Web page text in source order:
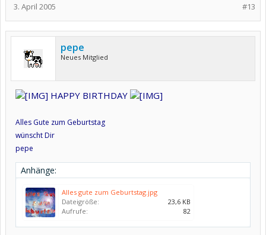
#13
3. April 2005
pepe
Neues Mitglied
HAPPY BIRTHDAY
Alles Gute zum Geburtstag
wünscht Dir
pepe
Anhänge:
Alles gute zum Geburtstag.jpg
Dateigröße:
23,6 KB
Aufrufe:
82